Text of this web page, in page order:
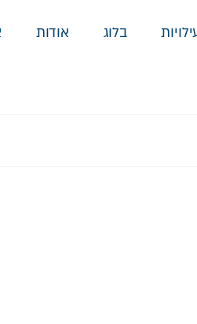
בלוג אודות